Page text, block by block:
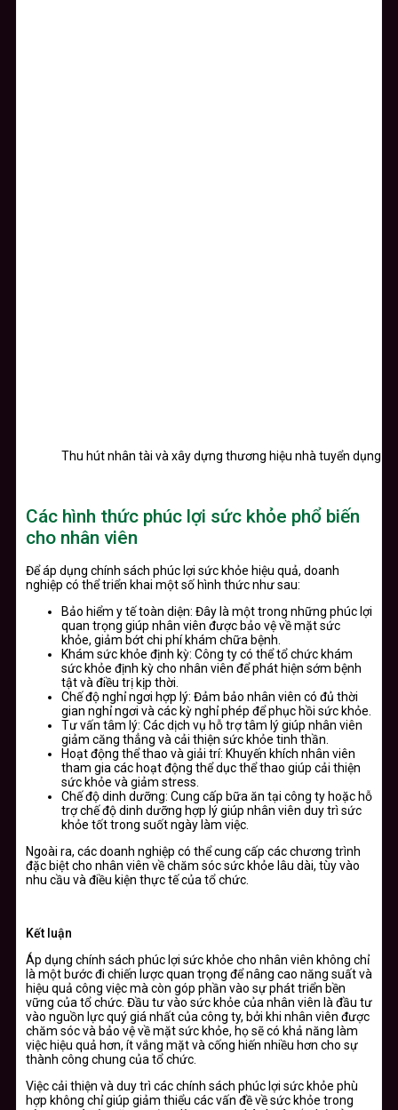
Thu hút nhân tài và xây dựng thương hiệu nhà tuyển dụng
Các hình thức phúc lợi sức khỏe phổ biến
cho nhân viên
Để áp dụng chính sách phúc lợi sức khỏe hiệu quả, doanh
nghiệp có thể triển khai một số hình thức như sau:
Bảo hiểm y tế toàn diện: Đây là một trong những phúc lợi
quan trọng giúp nhân viên được bảo vệ về mặt sức
khỏe, giảm bớt chi phí khám chữa bệnh.
Khám sức khỏe định kỳ: Công ty có thể tổ chức khám
sức khỏe định kỳ cho nhân viên để phát hiện sớm bệnh
tật và điều trị kịp thời.
Chế độ nghỉ ngơi hợp lý: Đảm bảo nhân viên có đủ thời
gian nghỉ ngơi và các kỳ nghỉ phép để phục hồi sức khỏe.
Tư vấn tâm lý: Các dịch vụ hỗ trợ tâm lý giúp nhân viên
giảm căng thẳng và cải thiện sức khỏe tinh thần.
Hoạt động thể thao và giải trí: Khuyến khích nhân viên
tham gia các hoạt động thể dục thể thao giúp cải thiện
sức khỏe và giảm stress.
Chế độ dinh dưỡng: Cung cấp bữa ăn tại công ty hoặc hỗ
trợ chế độ dinh dưỡng hợp lý giúp nhân viên duy trì sức
khỏe tốt trong suốt ngày làm việc.
Ngoài ra, các doanh nghiệp có thể cung cấp các chương trình
đặc biệt cho nhân viên về chăm sóc sức khỏe lâu dài, tùy vào
nhu cầu và điều kiện thực tế của tổ chức.
Kết luận
Áp dụng chính sách phúc lợi sức khỏe cho nhân viên không chỉ
là một bước đi chiến lược quan trọng để nâng cao năng suất và
hiệu quả công việc mà còn góp phần vào sự phát triển bền
vững của tổ chức. Đầu tư vào sức khỏe của nhân viên là đầu tư
vào nguồn lực quý giá nhất của công ty, bởi khi nhân viên được
chăm sóc và bảo vệ về mặt sức khỏe, họ sẽ có khả năng làm
việc hiệu quả hơn, ít vắng mặt và cống hiến nhiều hơn cho sự
thành công chung của tổ chức.
Việc cải thiện và duy trì các chính sách phúc lợi sức khỏe phù
hợp không chỉ giúp giảm thiểu các vấn đề về sức khỏe trong